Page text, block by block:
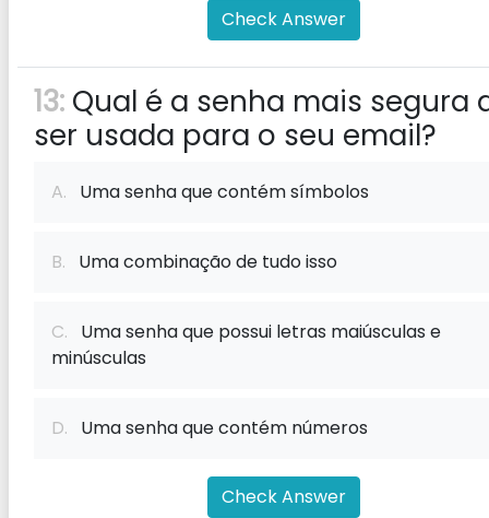
Check Answer
13: Qual é a senha mais segura
ser usada para o seu email?
A. Uma senha que contém símbolos
B. Uma combinação de tudo isso
C. Uma senha que possui letras maiúsculas e
minúsculas
D. Uma senha que contém números
Check Answer